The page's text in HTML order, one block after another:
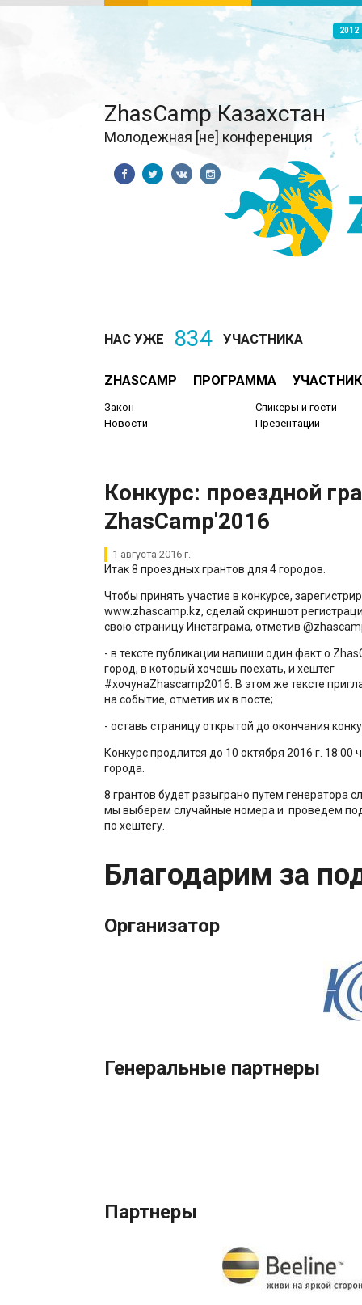
2012
ZhasCamp Казахстан
Молодежная [не] конференция
НАС УЖЕ 834 УЧАСТНИКА
ZHASCAMP ПРОГРАММА
Закон
Новости
Спикеры и гости
Презентации
Конкурс: проездной
ZhasCamp'2016
1 августа 2016 г.
Итак 8 проездных грантов для 4 городов.
Чтобы принять участие в конкурсе,
www.zhascamp.kz, сделай скриншот
свою страницу Инстаграма, отметив
- в тексте публикации напиши один факт о
город, в который хочешь поехать, и хештег
#хочунаZhascamp2016. В этом же тексте
на событие, отметив их в посте;
- оставь страницу открытой до окончания
Конкурс продлится до 10 октября 2016 г. 18:00
города.
8 грантов будет разыграно путем генератора
мы выберем случайные номера и проведем
по хештегу.
Благодарим за
Организатор
Генеральные партнеры
Партнеры